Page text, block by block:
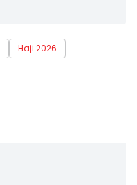
Haji 2026